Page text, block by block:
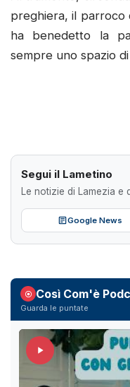
preghiera, il parroco
ha benedetto la
sempre uno spazio
Segui il Lametino
Le notizie di Lamezia e
Google News
Così Com'è
Guarda le puntate